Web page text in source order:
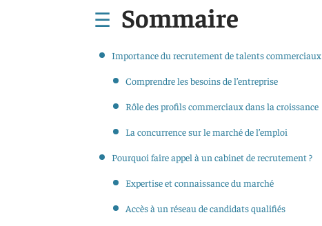
Sommaire
Importance du recrutement de talents commerciaux
Comprendre les besoins de l’entreprise
Rôle des profils commerciaux dans la croissance
La concurrence sur le marché de l’emploi
Pourquoi faire appel à un cabinet de recrutement ?
Expertise et connaissance du marché
Accès à un réseau de candidats qualifiés